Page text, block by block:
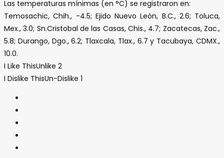
Las temperaturas mínimas (en °C) se registraron en:
Temosachic, Chih., -4.5; Ejido Nuevo León, B.C., 2.6; Toluca,
Mex., 3.0; Sn.Cristobal de las Casas, Chis., 4.7; Zacatecas, Zac.,
5.8; Durango, Dgo., 6.2; Tlaxcala, Tlax., 6.7 y Tacubaya, CDMX.,
10.0.
I Like ThisUnlike 2
I Dislike ThisUn-Dislike 1